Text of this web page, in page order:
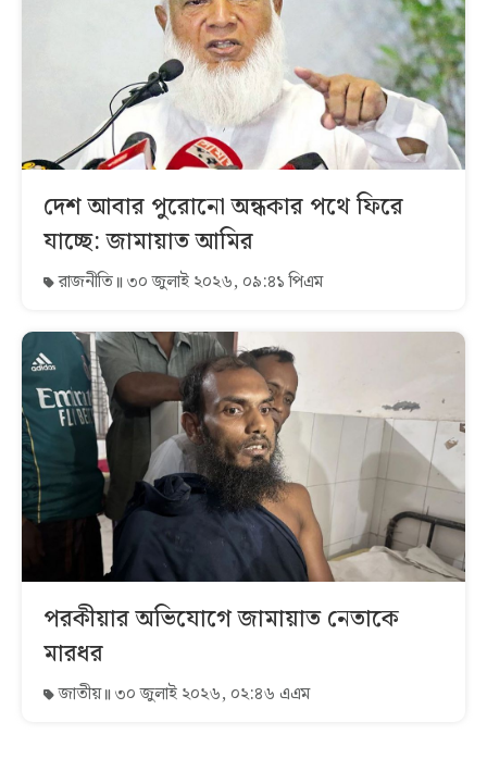
দেশ আবার পুরোনো অন্ধকার পথে ফিরে
যাচ্ছে: জামায়াত আমির
রাজনীতি ৩০ জুলাই ২০২৬, ০৯:৪১ পিএম
পরকীয়ার অভিযোগে জামায়াত নেতাকে
মারধর
জাতীয় ৩০ জুলাই ২০২৬, ০২:৪৬ এএম